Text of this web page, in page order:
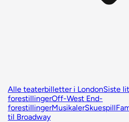
Alle teaterbilletter i LondonSiste
forestillingerOff-West End-
forestillingerMusikalerSkuespill
til Broadway